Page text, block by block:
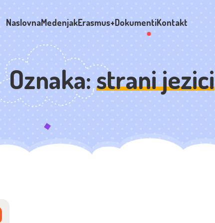
NaslovnaMedenjakErasmus+DokumentiKontakt
Oznaka:strani jezici